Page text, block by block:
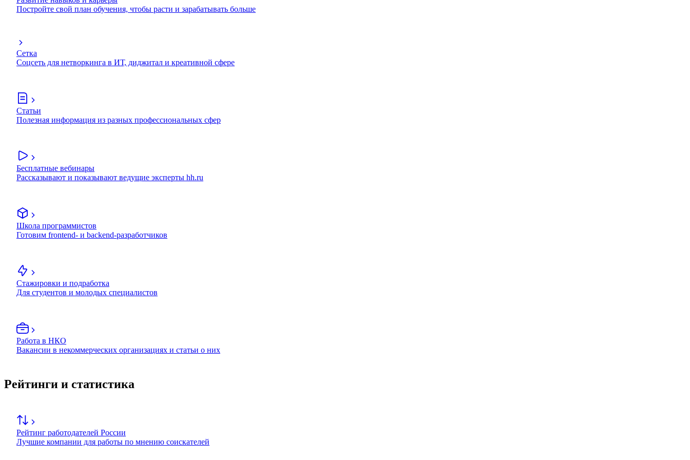
Постройте свой план обучения, чтобы расти и зарабатывать больше
Сетка
Соцсеть для нетворкинга в ИТ, диджитал и креативной сфере
Статьи
Полезная информация из разных профессиональных сфер
Бесплатные вебинары
Рассказывают и показывают ведущие эксперты hh.ru
Школа программистов
Готовим frontend- и backend-разработчиков
Стажировки и подработка
Для студентов и молодых специалистов
Работа в НКО
Вакансии в некоммерческих организациях и статьи о них
Рейтинги и статистика
Рейтинг работодателей России
Лучшие компании для работы по мнению соискателей